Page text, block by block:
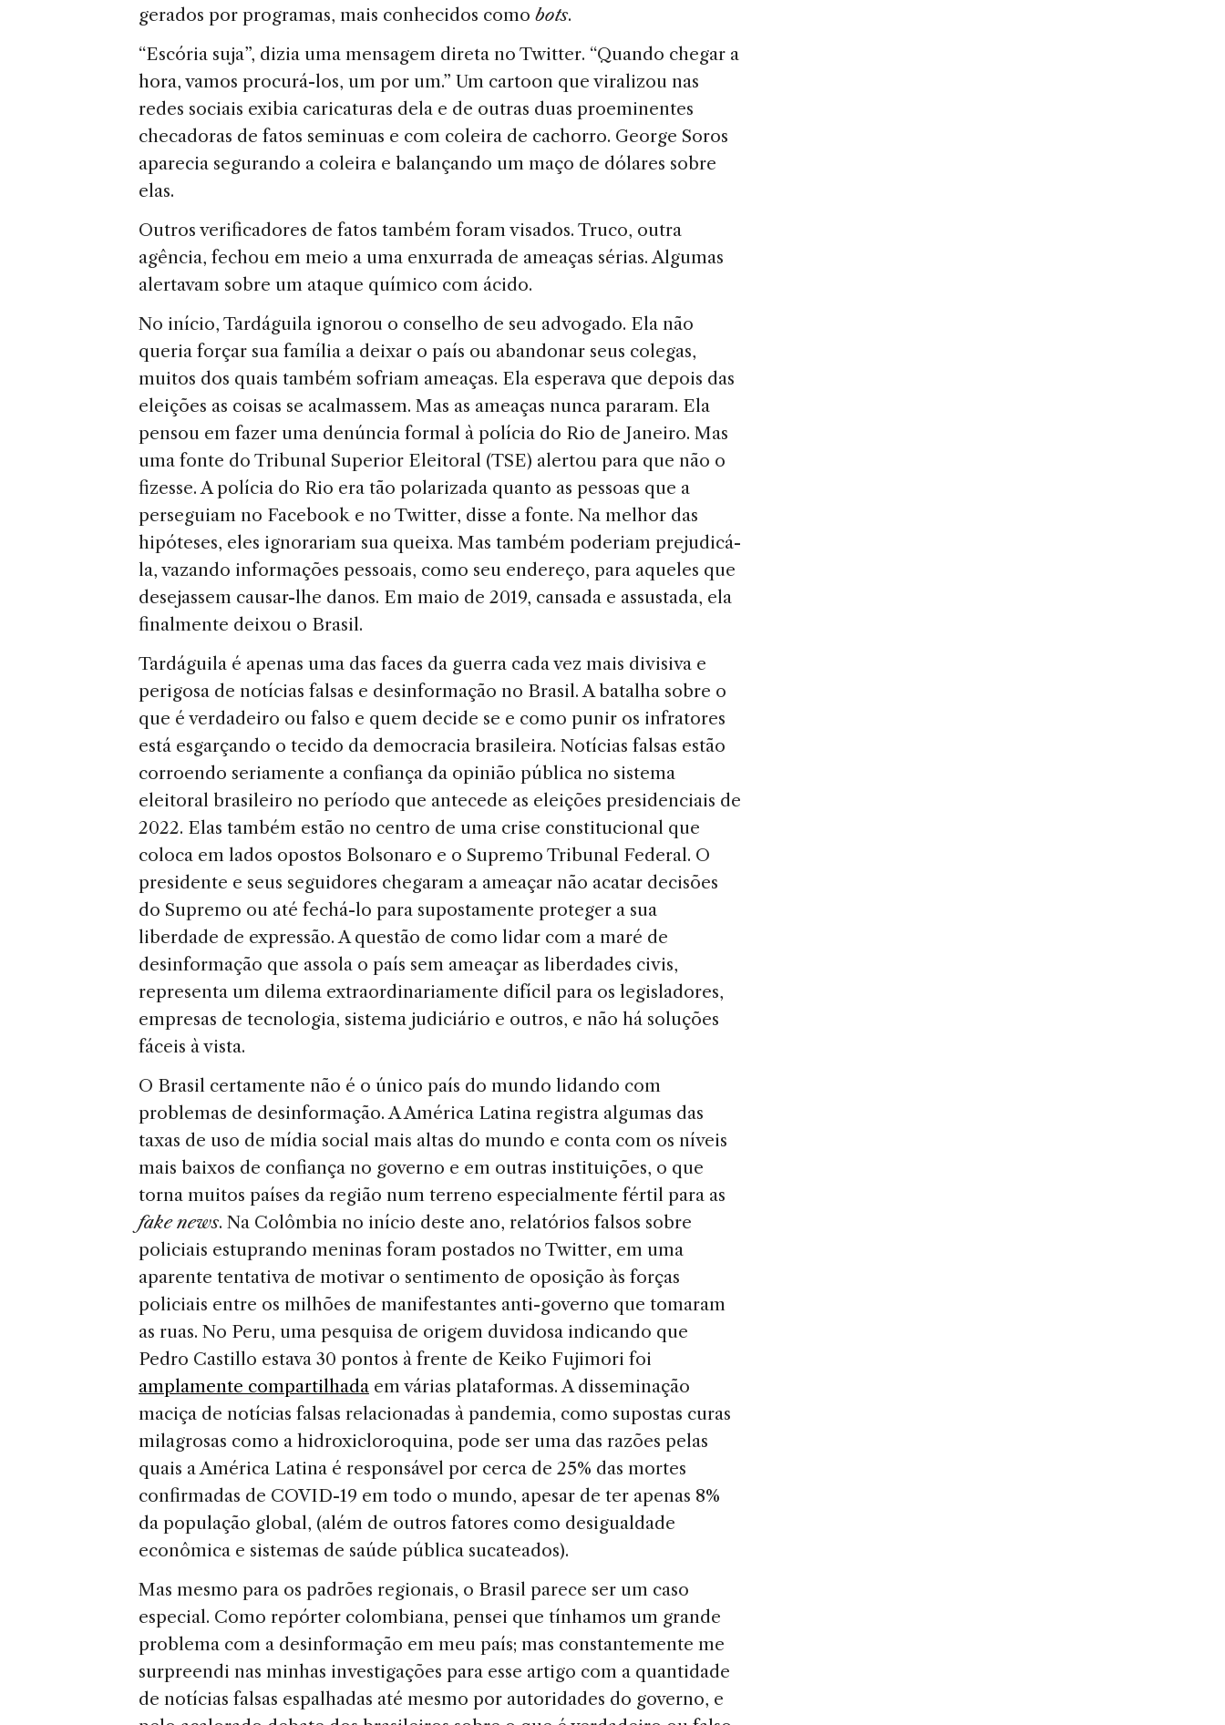
gerados por programas, mais conhecidos como bots.
“Escória suja”, dizia uma mensagem direta no Twitter. “Quando chegar a
hora, vamos procurá-los, um por um.” Um cartoon que viralizou nas
redes sociais exibia caricaturas dela e de outras duas proeminentes
checadoras de fatos seminuas e com coleira de cachorro. George Soros
aparecia segurando a coleira e balançando um maço de dólares sobre
elas.
Outros verificadores de fatos também foram visados. Truco, outra
agência, fechou em meio a uma enxurrada de ameaças sérias. Algumas
alertavam sobre um ataque químico com ácido.
No início, Tardáguila ignorou o conselho de seu advogado. Ela não
queria forçar sua família a deixar o país ou abandonar seus colegas,
muitos dos quais também sofriam ameaças. Ela esperava que depois das
eleições as coisas se acalmassem. Mas as ameaças nunca pararam. Ela
pensou em fazer uma denúncia formal à polícia do Rio de Janeiro. Mas
uma fonte do Tribunal Superior Eleitoral (TSE) alertou para que não o
fizesse. A polícia do Rio era tão polarizada quanto as pessoas que a
perseguiam no Facebook e no Twitter, disse a fonte. Na melhor das
hipóteses, eles ignorariam sua queixa. Mas também poderiam prejudicá-
la, vazando informações pessoais, como seu endereço, para aqueles que
desejassem causar-lhe danos. Em maio de 2019, cansada e assustada, ela
finalmente deixou o Brasil.
Tardáguila é apenas uma das faces da guerra cada vez mais divisiva e
perigosa de notícias falsas e desinformação no Brasil. A batalha sobre o
que é verdadeiro ou falso e quem decide se e como punir os infratores
está esgarçando o tecido da democracia brasileira. Notícias falsas estão
corroendo seriamente a confiança da opinião pública no sistema
eleitoral brasileiro no período que antecede as eleições presidenciais de
2022. Elas também estão no centro de uma crise constitucional que
coloca em lados opostos Bolsonaro e o Supremo Tribunal Federal. O
presidente e seus seguidores chegaram a ameaçar não acatar decisões
do Supremo ou até fechá-lo para supostamente proteger a sua
liberdade de expressão. A questão de como lidar com a maré de
desinformação que assola o país sem ameaçar as liberdades civis,
representa um dilema extraordinariamente difícil para os legisladores,
empresas de tecnologia, sistema judiciário e outros, e não há soluções
fáceis à vista.
O Brasil certamente não é o único país do mundo lidando com
problemas de desinformação. A América Latina registra algumas das
taxas de uso de mídia social mais altas do mundo e conta com os níveis
mais baixos de confiança no governo e em outras instituições, o que
torna muitos países da região num terreno especialmente fértil para as
fake news. Na Colômbia no início deste ano, relatórios falsos sobre
policiais estuprando meninas foram postados no Twitter, em uma
aparente tentativa de motivar o sentimento de oposição às forças
policiais entre os milhões de manifestantes anti-governo que tomaram
as ruas. No Peru, uma pesquisa de origem duvidosa indicando que
Pedro Castillo estava 30 pontos à frente de Keiko Fujimori foi
amplamente compartilhada em várias plataformas. A disseminação
maciça de notícias falsas relacionadas à pandemia, como supostas curas
milagrosas como a hidroxicloroquina, pode ser uma das razões pelas
quais a América Latina é responsável por cerca de 25% das mortes
confirmadas de COVID-19 em todo o mundo, apesar de ter apenas 8%
da população global, (além de outros fatores como desigualdade
econômica e sistemas de saúde pública sucateados).
Mas mesmo para os padrões regionais, o Brasil parece ser um caso
especial. Como repórter colombiana, pensei que tínhamos um grande
problema com a desinformação em meu país; mas constantemente me
surpreendi nas minhas investigações para esse artigo com a quantidade
de notícias falsas espalhadas até mesmo por autoridades do governo, e